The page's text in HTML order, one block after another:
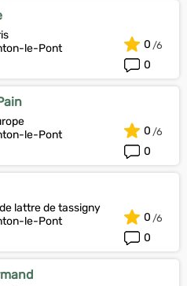
le-Pont
0
0
le-Pont
0
0
lattre de tassigny
le-Pont
0
0